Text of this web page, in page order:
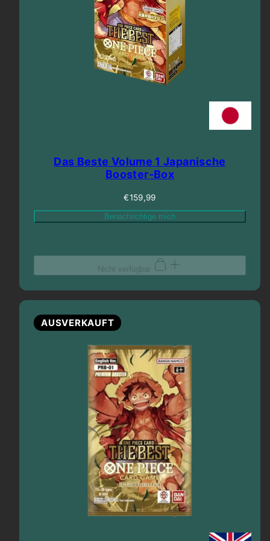
Das Beste Volume 1 Japanische
Booster-Box
Regulärer
Preis
€159,99
Benachrichtige mich
Nicht verfügbar
AUSVERKAUFT